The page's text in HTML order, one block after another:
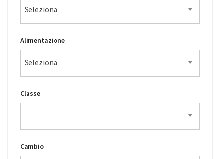
Seleziona
Alimentazione
Seleziona
Classe
Cambio